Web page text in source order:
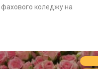
фахового коледжу на